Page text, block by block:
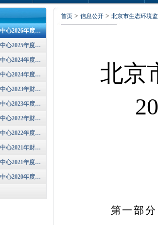
北京市生态环境监测中心2026年度单位预算情况说明
北京市生态环境监测中心2025年度单位预算信息公开
北京市生态环境监测中心2024年度单位预算信息公开
北京市生态环境监测中心2024年度部门决算
北京市生态环境监测中心2023年财政预算信息
北京市生态环境监测中心2023年度部门决算
北京市生态环境监测中心2022年财政预算信息
北京市生态环境监测中心2022年度部门决算
北京市生态环境监测中心2021年财政预算信息
北京市生态环境监测中心2021年度部门决算
北京市生态环境监测中心2020年度部门决算公开
首页 > 信息公开 > 北京市生态环境
北京
第一部分